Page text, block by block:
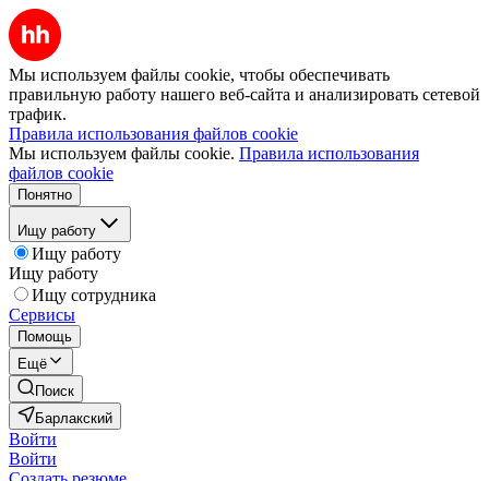
Мы используем файлы cookie, чтобы обеспечивать
правильную работу нашего веб-сайта и анализировать сетевой
трафик.
Правила использования файлов cookie
Мы используем файлы cookie. Правила использования
файлов cookie
Понятно
Ищу работу
Ищу работу
Ищу работу
Ищу сотрудника
Сервисы
Помощь
Ещё
Поиск
Барлакский
Войти
Войти